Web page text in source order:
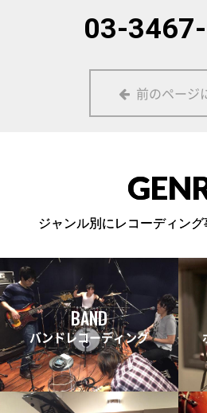
03-
前のページ
ジャンル別にレコーディング
BAND
バンドレコーディング